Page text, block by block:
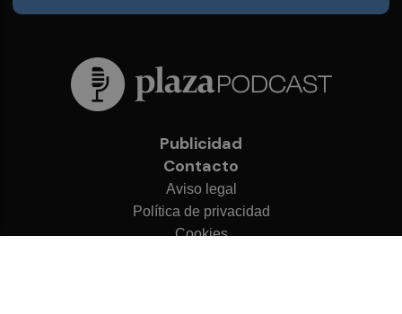
Publicidad
Contacto
Aviso legal
Política de privacidad
Cookies